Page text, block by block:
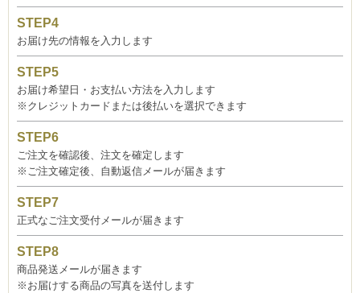
お届け先の情報を入力します
お届け希望日・お支払い方法を入力します
※クレジットカードまたは後払いを選択できます
ご注文を確認後、注文を確定します
※ご注文確定後、自動返信メールが届きます
正式なご注文受付メールが届きます
商品発送メールが届きます
※お届けする商品の写真を送付します